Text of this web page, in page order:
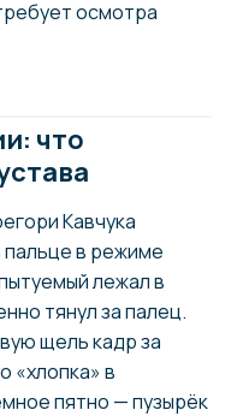
осмотра
что
Кавчука
пальце в режиме
лежал в
тянул за палец.
щель кадр за
«хлопка» в
пятно — пузырёк